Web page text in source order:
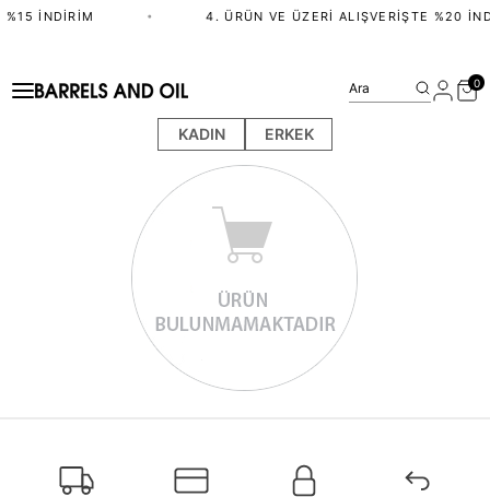
İNDIRIM • 4. ÜRÜN VE ÜZERI ALIŞVERIŞTE %20
KADIN ERKEK
Ara 0